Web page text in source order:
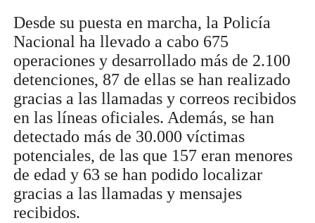
Desde su puesta en marcha, la Policía
Nacional ha llevado a cabo 675
operaciones y desarrollado más de 2.100
detenciones, 87 de ellas se han realizado
gracias a las llamadas y correos recibidos
en las líneas oficiales. Además, se han
detectado más de 30.000 víctimas
potenciales, de las que 157 eran menores
de edad y 63 se han podido localizar
gracias a las llamadas y mensajes
recibidos.